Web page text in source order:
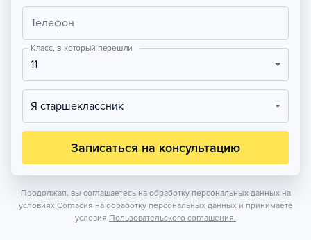
Телефон
Класс, в который перешли
11
Я старшеклассник
Записаться на консультацию
Продолжая, вы соглашаетесь на обработку персональных данных на
условиях Согласия на обработку персональных данных и принимаете
условия Пользовательского соглашения.